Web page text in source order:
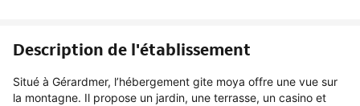
Description de l'établissement
Situé à Gérardmer, l’hébergement gite moya offre une vue sur
la montagne. Il propose un jardin, une terrasse, un casino et